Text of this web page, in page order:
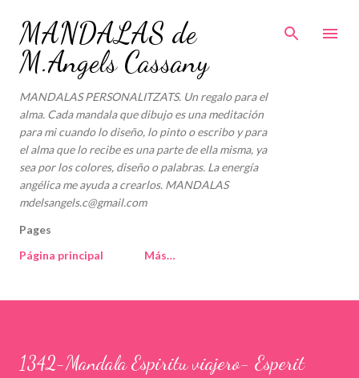
Ir al contenido principal
MANDALAS de
M.Angels Cassany
MANDALAS PERSONALITZATS. Un regalo para el
alma. Cada mandala que dibujo es una meditación
para mi cuando lo diseño, lo pinto o escribo y para
el alma que lo recibe es una parte de ella misma, ya
sea por los colores, diseño o palabras. La energía
angélica me ayuda a crearlos. MANDALAS
mdelsangels.c@gmail.com
Pages
Página principal
Más…
1342-Mandala Espiritu viajero- Esperit